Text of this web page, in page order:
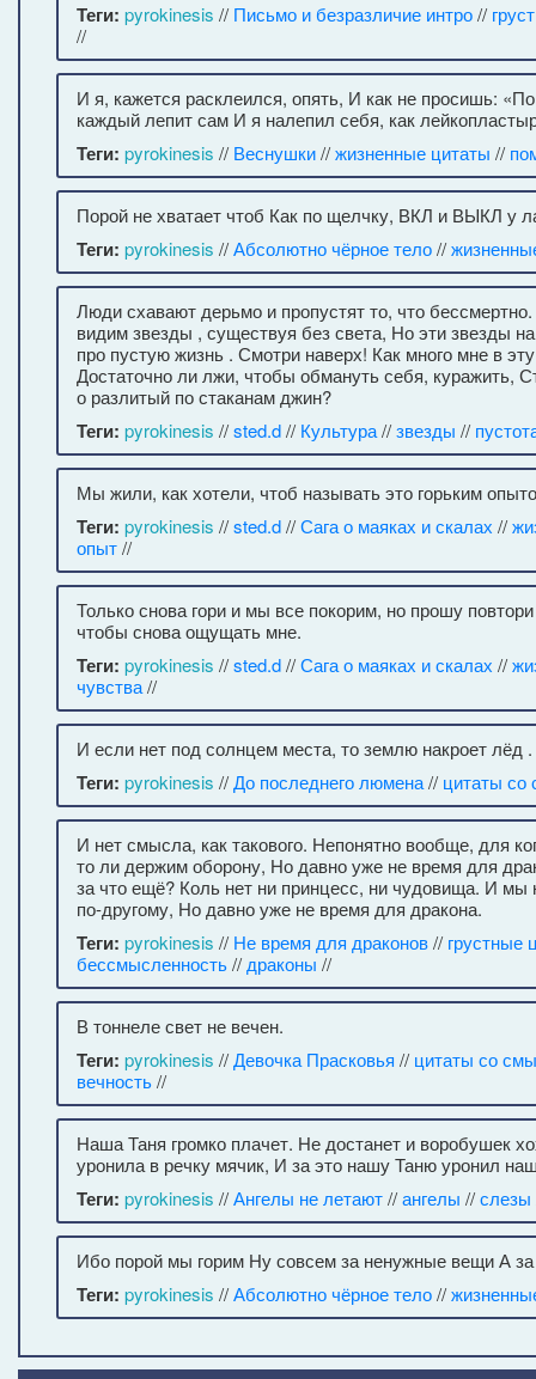
Теги: pyrokinesis // Письмо и безразличие интро//
//
И я, кажется расклеился, опять, И как не просишь:
каждый лепит сам И я налепил себя, как
Теги: pyrokinesis // Веснушки//жизненные цитаты //
Порой не хватает чтоб Как по щелчку, ВКЛ и ВЫКЛ у
Теги: pyrokinesis //Абсолютно чёрное тело//
Люди схавают дерьмо и пропустят то, что
видим звезды , существуя без света, Но эти звезды
про пустую жизнь . Смотри наверх! Как много мне в
Достаточно ли лжи, чтобы обмануть себя, куражить,
о разлитый по стаканам джин?
Теги: pyrokinesis //sted.d// Культура//звезды //
Мы жили, как хотели, чтоб называть это горьким
Теги: pyrokinesis //sted.d//Сага о маяках и скалах //
опыт//
Только снова гори и мы все покорим, но прошу
чтобы снова ощущать мне.
Теги: pyrokinesis //sted.d//Сага о маяках и скалах //
чувства//
И если нет под солнцем места, то землю накроет лёд .
Теги: pyrokinesis //До последнего люмена// цитаты
И нет смысла, как такового. Непонятно вообще, для
то ли держим оборону, Но давно уже не время для
за что ещё? Коль нет ни принцесс, ни чудовища. И мы
по-другому, Но давно уже не время для дракона.
Теги: pyrokinesis // Не время для драконов// грустные
бессмысленность// драконы //
В тоннеле свет не вечен.
Теги: pyrokinesis //Девочка Прасковья // цитаты со
вечность//
Наша Таня громко плачет. Не достанет и воробушек
уронила в речку мячик, И за это нашу Таню уронил
Теги: pyrokinesis //Ангелы не летают//ангелы //слезы
Ибо порой мы горим Ну совсем за ненужные вещи А
Теги: pyrokinesis //Абсолютно чёрное тело//